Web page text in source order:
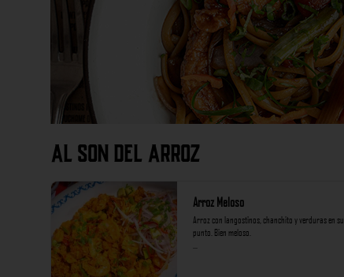
AL SON DEL ARROZ
Arroz Meloso
Arroz con langostinos, chanchito y verduras en su
punto. Bien meloso.